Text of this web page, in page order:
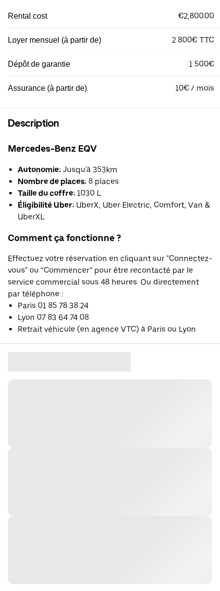
Rental cost €2,800.00
Loyer mensuel (à partir de) 2 800€ TTC
Dépôt de garantie 1 500€
Assurance (à partir de) 10€ / mois
Description
Mercedes-Benz EQV
Autonomie: Jusqu'à 353km
Nombre de places: 8 places
Taille du coffre: 1030 L
Éligibilité Uber: UberX, Uber Electric, Comfort, Van &
UberXL
Comment ça fonctionne ?
Effectuez votre réservation en cliquant sur "Connectez-
vous" ou “Commencer” pour être recontacté par le
service commercial sous 48 heures. Ou directement
par téléphone :
Paris 01 85 78 38 24
Lyon 07 83 64 74 08
Retrait véhicule (en agence VTC) à Paris ou Lyon